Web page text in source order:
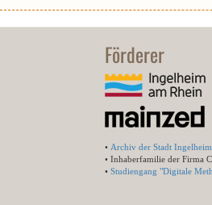
Förderer
• Archiv der Stadt Ingelheim
• Inhaberfamilie der Firma
• Studiengang "Digitale